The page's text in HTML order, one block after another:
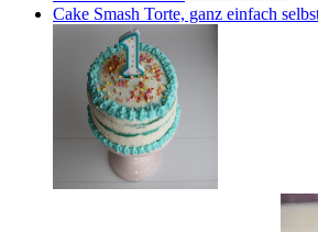
Cake Smash Torte, ganz einfach